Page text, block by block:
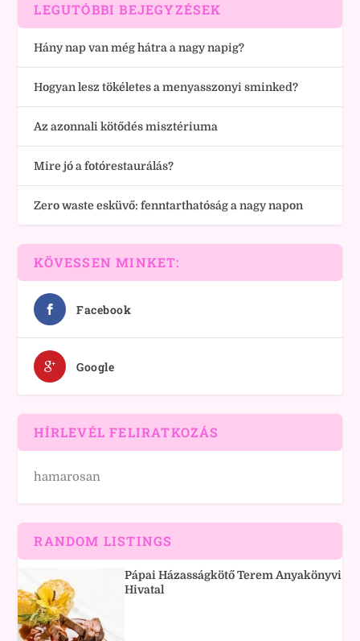
LEGUTÓBBI BEJEGYZÉSEK
Hány nap van még hátra a nagy napig?
Hogyan lesz tökéletes a menyasszonyi sminked?
Az azonnali kötődés misztériuma
Mire jó a fotórestaurálás?
Zero waste esküvő: fenntarthatóság a nagy napon
KÖVESSEN MINKET:
Facebook
Google
HÍRLEVÉL FELIRATKOZÁS
hamarosan
RANDOM LISTINGS
Pápai Házasságkötő Terem Anyakönyvi
Hivatal